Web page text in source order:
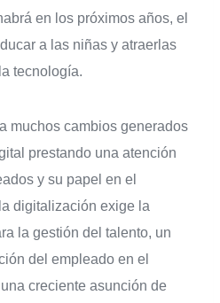
en los próximos años, el
a las niñas y atraerlas
tecnología.
muchos cambios generados
prestando una atención
y su papel en el
digitalización exige la
la gestión del talento, un
del empleado en el
creciente asunción de